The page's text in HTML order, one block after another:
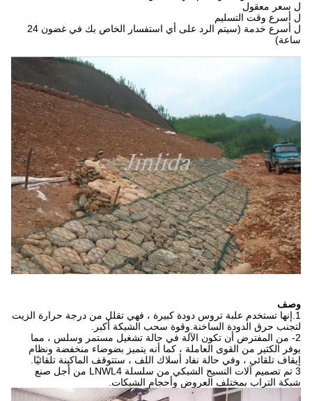
ل سعر معقول
ل أسرع وقت التسليم
ل أسرع خدمة (سيتم الرد على أي استفسار الخاص بك في غضون 24
ساعة)
وصف
1.إنها تستخدم علبة تروس دودة كبيرة ، فهي تقلل من درجة حرارة الزيت
لتجنب حرق الدودة الساخنة.وقوة سحب الشبكة أكبر.
2- من المفترض أن تكون الآلة في حالة تشغيل مستمر وسلس ، مما
يوفر الكثير من القوى العاملة ، كما أنه يتميز بضوضاء منخفضة ونظام
إيقاف تلقائي ، وفي حالة نفاد أسلاك اللف ، ستتوقف الماكينة تلقائيًا.
3 تم تصميم آلات النسيج الشبكي من سلسلة LNWL4 من أجل صنع
شبكة التراب بمختلف العروض وأحجام الشبكات.